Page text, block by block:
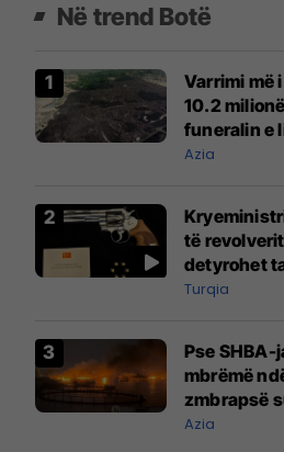
Në trend Botë
Varrimi më
10.2
funeralin e
Azia
të
detyrohet
ushtarake
Turqia
Pse
mbrëmë
zmbrapsë
Azia